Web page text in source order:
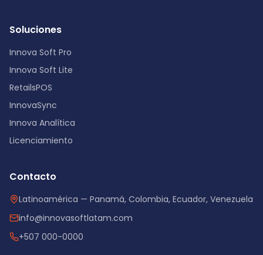
Soluciones
Innova Soft Pro
Innova Soft Lite
RetailsPOS
InnovaSync
Innova Analítica
Licenciamiento
Contacto
Latinoamérica — Panamá, Colombia, Ecuador, Venezuela
info@innovasoftlatam.com
+507 000-0000